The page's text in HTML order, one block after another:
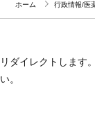
ホーム 行政情報/医
リダイレクトします
い。